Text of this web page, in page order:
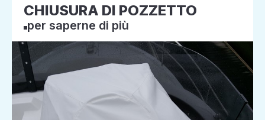
CHIUSURA DI POZZETTO
per saperne di più